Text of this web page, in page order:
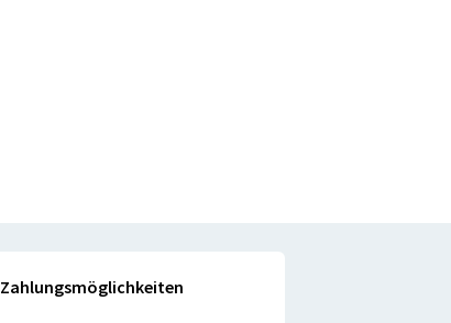
Zahlungsmöglichkeiten